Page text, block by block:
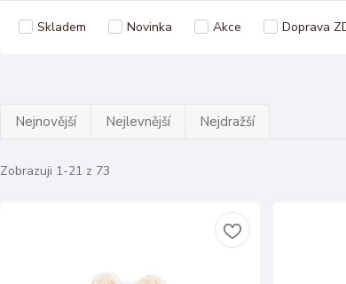
Skladem Novinka Akce Doprava
Nejnovější Nejlevnější Nejdražší
Zobrazuji 1-21 z 73